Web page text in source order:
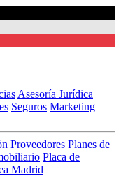
Asesoría Jurídica
Seguros Marketing
Proveedores Planes de
Placa de
Madrid